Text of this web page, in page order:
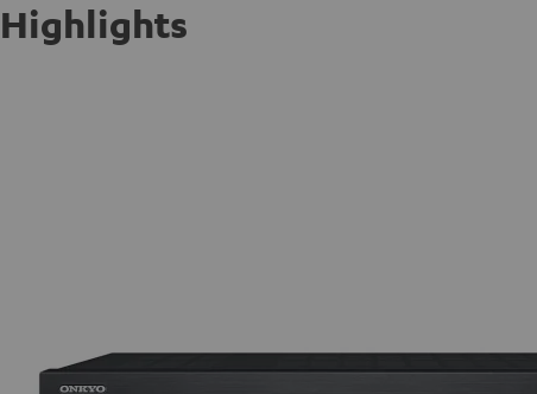
Highlights